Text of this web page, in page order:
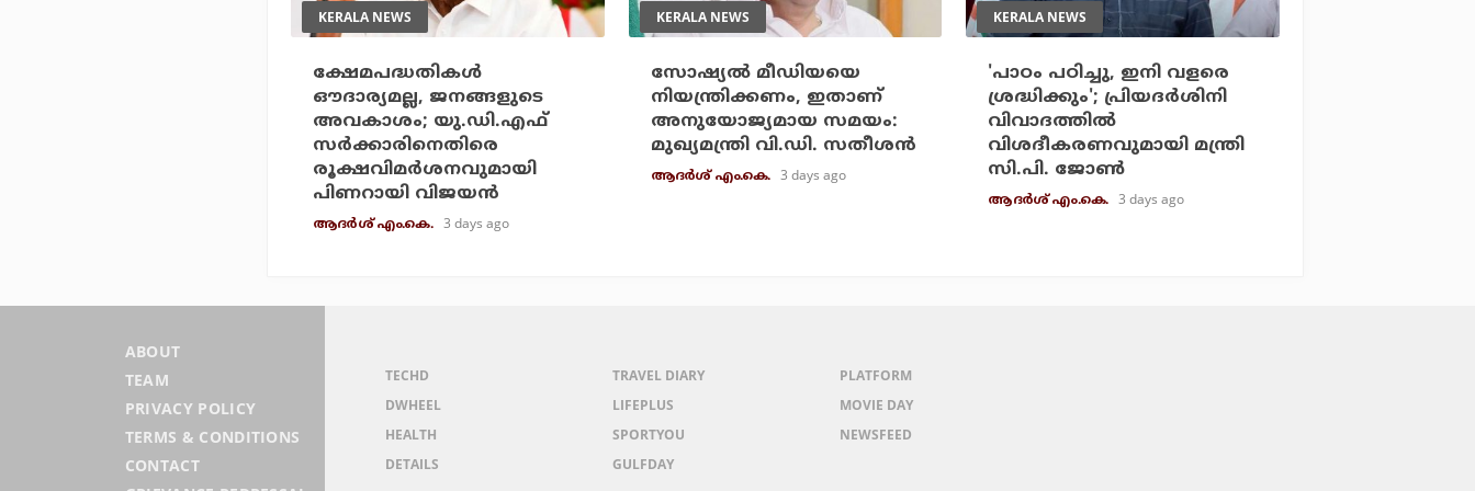
KERALA NEWS
ക്ഷേമപദ്ധതികള്‍
ഔദാര്യമല്ല, ജനങ്ങളുടെ
അവകാശം; യു.ഡി.എഫ്
സര്‍ക്കാരിനെതിരെ
രൂക്ഷവിമര്‍ശനവുമായി
പിണറായി വിജയന്‍
ആദർശ് എം.കെ. 3 days ago
KERALA NEWS
സോഷ്യല്‍ മീഡിയയെ
നിയന്ത്രിക്കണം, ഇതാണ്
അനുയോജ്യമായ സമയം:
മുഖ്യമന്ത്രി വി.ഡി. സതീശന്‍
ആദർശ് എം.കെ. 3 days ago
KERALA NEWS
'പാഠം പഠിച്ചു, ഇനി വളരെ
ശ്രദ്ധിക്കും'; പ്രിയദര്‍ശിനി
വിവാദത്തില്‍
വിശദീകരണവുമായി മന്ത്രി
സി.പി. ജോണ്‍
ആദർശ് എം.കെ. 3 days ago
ABOUT
TEAM
PRIVACY POLICY
TERMS & CONDITIONS
CONTACT
TECHD
DWHEEL
HEALTH
DETAILS
TRAVEL DIARY
LIFEPLUS
SPORTYOU
GULFDAY
PLATFORM
MOVIE DAY
NEWSFEED